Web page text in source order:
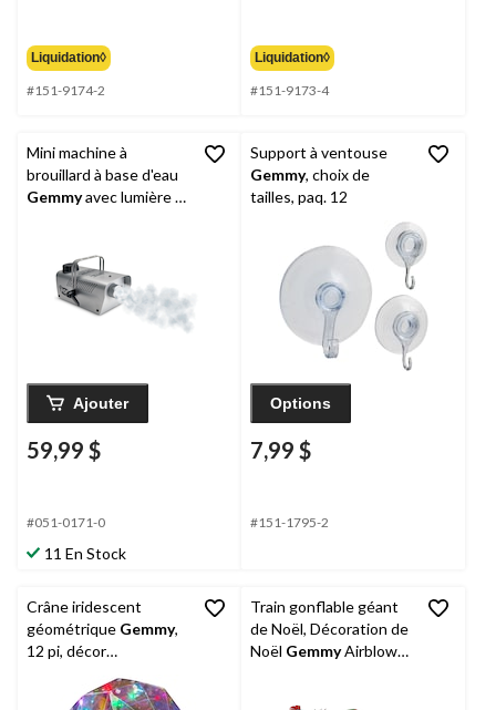
Liquidation◊
#151-9174-2
Liquidation◊
#151-9173-4
Mini machine à
brouillard à base d'eau
Gemmyavec lumière à
d'intérieur et
d'extérieur pour
l'Halloween
Ajouter
59,99 $
#051-0171-0
11 En Stock
Support à ventouse
Gemmy, choix de
tailles, paq. 12
Options
7,99 $
#151-1795-2
Crâne iridescent
géométrique Gemmy,
12 pi, décor
Train gonflable géant
de Noël, Décoration de
Noël GemmyAirblown,